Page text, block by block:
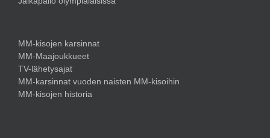
MM-kisojen karsinnat
MM-Maajoukkueet
TV-lähetysajat
MM-karsinnat vuoden naisten MM-kisoihin
MM-kisojen historia